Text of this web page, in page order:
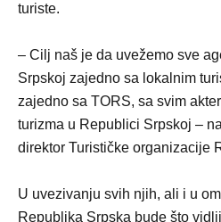
turiste.
– Cilj naš je da uvežemo sve
Srpskoj zajedno sa lokalnim
zajedno sa TORS, sa svim
turizma u Republici Srpskoj –
direktor Turističke organizacije
U uvezivanju svih njih, ali i u
Republika Srpska bude što